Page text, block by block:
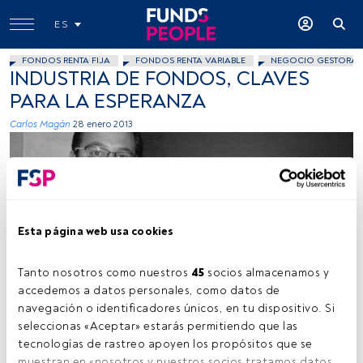
Esta página web usa cookies
Tanto nosotros como nuestros 45 socios almacenamos y
accedemos a datos personales, como datos de
navegación o identificadores únicos, en tu dispositivo. Si
seleccionas «Aceptar» estarás permitiendo que las
tecnologías de rastreo apoyen los propósitos que se
ES
FONDOS RENTA FIJA FONDOS RENTA VARIABLE NEGOCIO GESTORAS
INDUSTRIA DE FONDOS, CLAVES
PARA LA ESPERANZA
Carlos Magán 28 enero 2013
Cedida